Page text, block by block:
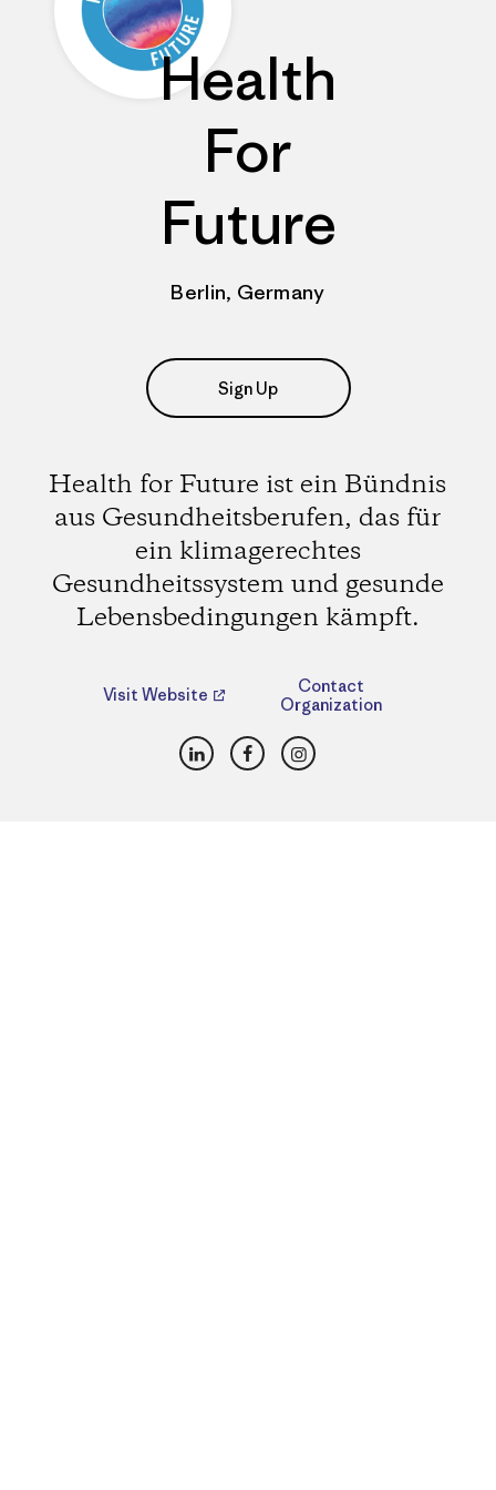
Health
For
Future
Berlin, Germany
Sign Up
Health for Future ist ein Bündnis
aus Gesundheitsberufen, das für
ein klimagerechtes
Gesundheitssystem und gesunde
Lebensbedingungen kämpft.
Visit Website
Contact
Organization
LinkedInFacebookInstagram